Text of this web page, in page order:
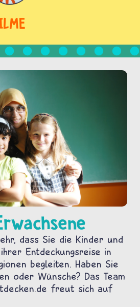
dass Sie die Kinder und
Entdeckungsreise in
begleiten. Haben Sie
oder Wünsche? Das Team
freut sich auf